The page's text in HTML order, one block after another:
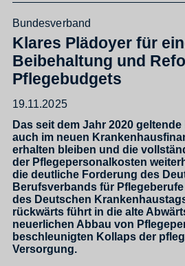
Bundesverband
Klares Plädoyer für
Beibehaltung und
Pflegebudgets
19.11.2025
Das seit dem Jahr 2020
auch im neuen
erhalten bleiben und die
der Pflegepersonalkosten
die deutliche Forderung des
Berufsverbands für
des Deutschen
rückwärts führt in die alte
neuerlichen Abbau von
beschleunigten Kollaps der
Versorgung.